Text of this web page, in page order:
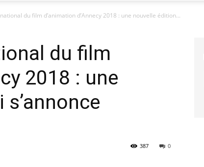
du film d’animation d’Annecy 2018 : une nouvelle édition...
du film
2018 : une
0
387